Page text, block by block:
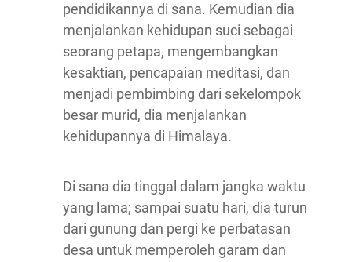
pendidikannya di sana. Kemudian dia
menjalankan kehidupan suci sebagai
seorang petapa, mengembangkan
kesaktian, pencapaian meditasi, dan
menjadi pembimbing dari sekelompok
besar murid, dia menjalankan
kehidupannya di Himalaya.
Di sana dia tinggal dalam jangka waktu
yang lama; sampai suatu hari, dia turun
dari gunung dan pergi ke perbatasan
desa untuk memperoleh garam dan